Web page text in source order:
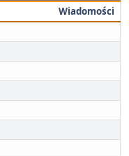
Wiadomości